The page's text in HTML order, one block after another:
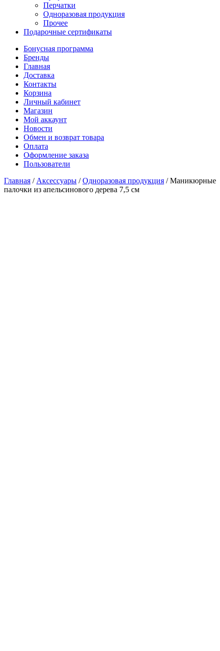
Перчатки
Одноразовая продукция
Прочее
Подарочные сертификаты
Бонусная программа
Бренды
Главная
Доставка
Контакты
Корзина
Личный кабинет
Магазин
Мой аккаунт
Новости
Обмен и возврат товара
Оплата
Оформление заказа
Пользователи
Главная / Аксессуары /Одноразовая продукция /Маникюрные
палочки из апельсинового дерева 7,5 см